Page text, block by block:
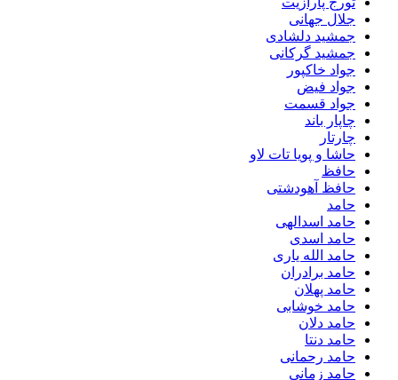
جلال جهانی
جمشید دلشادی
جمشید گرکانی
جواد خاکپور
جواد فیض
جواد قسمت
چاپار باند
چارتار
حاشا و پویا تات لاو
حافظ
حافظ آهودشتی
حامد
حامد اسدالهی
حامد اسدی
حامد الله یاری
حامد برادران
حامد پهلان
حامد خوشابی
حامد دلان
حامد دنتا
حامد رحمانی
حامد زمانی